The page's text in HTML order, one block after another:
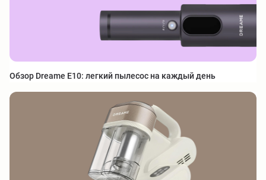
Обзор Dreame E10: легкий пылесос на каждый день